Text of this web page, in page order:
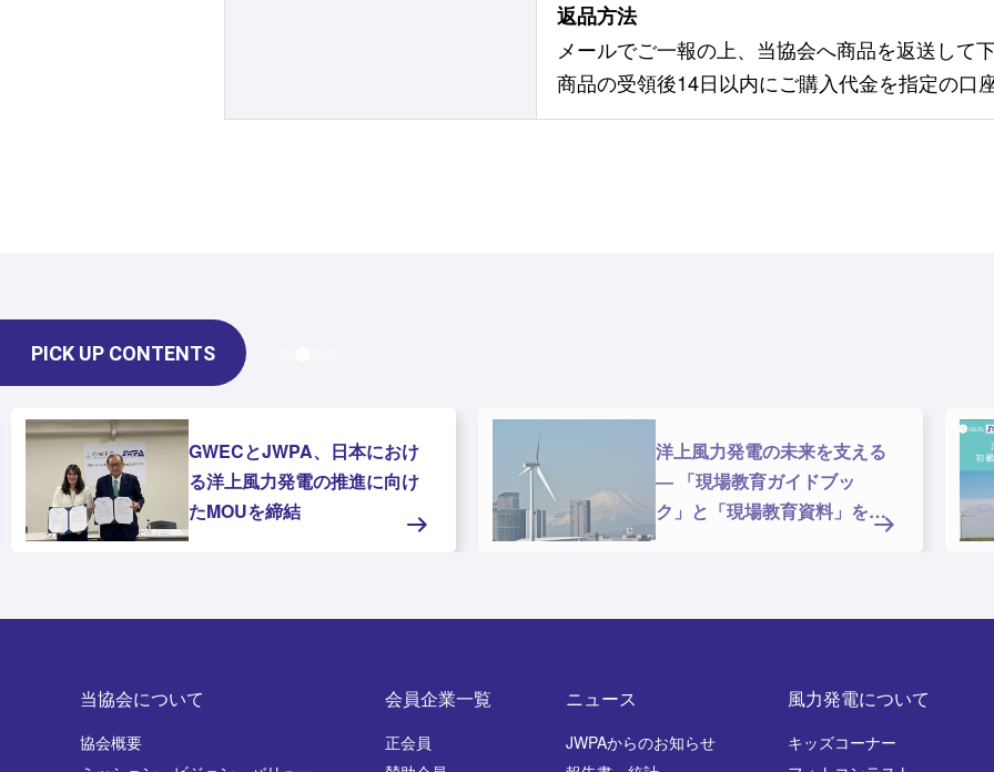
返品方法
メールでご一報の上、当協会へ商品を返送して
商品の受領後14日以内にご購入代金を指定の口
PICK UP CONTENTS
GWECとJWPA、日本におけ
る洋上風力発電の推進に向け
たMOUを締結
洋上風力発電の未来を支える
― 「現場教育ガイドブッ
ク」と「現場教育資料」を公
当協会について
協会概要
会員企業一覧
正会員
ニュース
JWPAからのお知らせ
風力発電について
キッズコーナー